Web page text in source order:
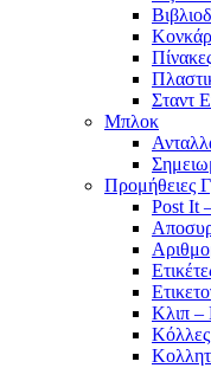
Σταντ
Μπλοκ
Προμήθειες
Post It
Κλιπ –
Κόλλες